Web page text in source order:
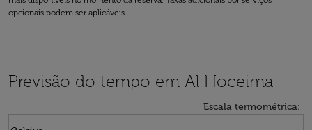
opcionais podem ser aplicáveis.
Previsão do tempo em Al Hoceima
Escala termométrica: